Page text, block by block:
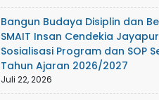
Bangun Budaya Disiplin dan
SMAIT Insan Cendekia
Sosialisasi Program dan SOP
Tahun Ajaran 2026/2027
Juli 22, 2026